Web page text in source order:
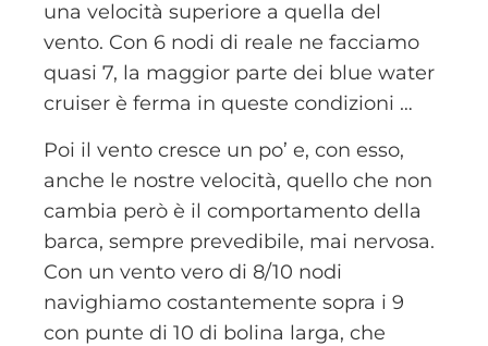
una velocità superiore a quella del
vento. Con 6 nodi di reale ne facciamo
quasi 7, la maggior parte dei blue water
cruiser è ferma in queste condizioni …
Poi il vento cresce un po’ e, con esso,
anche le nostre velocità, quello che non
cambia però è il comportamento della
barca, sempre prevedibile, mai nervosa.
Con un vento vero di 8/10 nodi
navighiamo costantemente sopra i 9
con punte di 10 di bolina larga, che